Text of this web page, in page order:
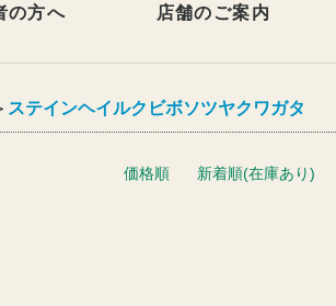
の方へ 店舗のご案内
ステインヘイルクビボソツヤクワガタ
価格順 新着順(在庫あり)